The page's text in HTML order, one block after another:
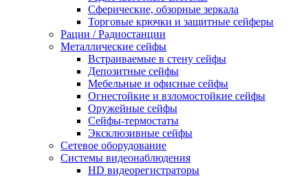
Сферические, обзорные зеркала
Торговые крючки и защитные сейферы
Рации / Радиостанции
Металлические сейфы
Встраиваемые в стену сейфы
Депозитные сейфы
Мебельные и офисные сейфы
Огнестойкие и взломостойкие сейфы
Оружейные сейфы
Сейфы-термостаты
Эксклюзивные сейфы
Сетевое оборудование
Системы видеонаблюдения
HD видеорегистраторы